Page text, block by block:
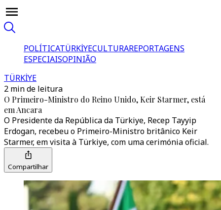
POLÍTICATÜRKİYECULTURAREPORTAGENS
ESPECIAISOPINIÃO
TÜRKİYE
2 min de leitura
O Primeiro-Ministro do Reino Unido, Keir Starmer, está
em Ancara
O Presidente da República da Türkiye, Recep Tayyip
Erdogan, recebeu o Primeiro-Ministro britânico Keir
Starmer, em visita à Türkiye, com uma cerimónia oficial.
Compartilhar